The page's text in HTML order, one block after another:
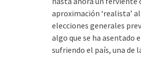
aproximación ‘realista’
elecciones generales
algo que se ha asentado
sufriendo el país, una de